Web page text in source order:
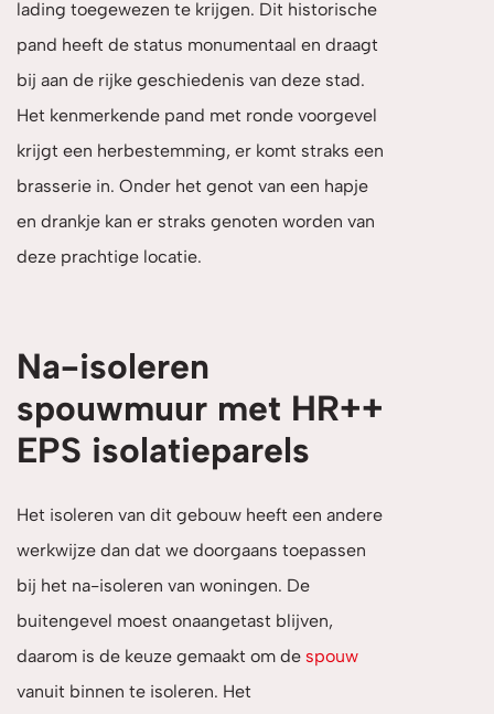
lading toegewezen te krijgen. Dit historische
pand heeft de status monumentaal en draagt
bij aan de rijke geschiedenis van deze stad.
Het kenmerkende pand met ronde voorgevel
krijgt een herbestemming, er komt straks een
brasserie in. Onder het genot van een hapje
en drankje kan er straks genoten worden van
deze prachtige locatie.
Na-isoleren
spouwmuur met HR++
EPS isolatieparels
Het isoleren van dit gebouw heeft een andere
werkwijze dan dat we doorgaans toepassen
bij het na-isoleren van woningen. De
buitengevel moest onaangetast blijven,
daarom is de keuze gemaakt om de spouw
vanuit binnen te isoleren. Het